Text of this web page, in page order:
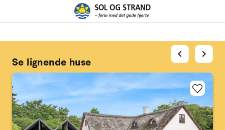
Se lignende huse
chevron_left chevron_right